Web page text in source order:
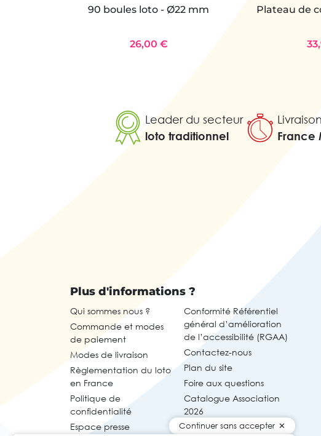
90 boules loto - Ø22 mm
26,00 €
Plateau de
Leader du secteur
loto traditionnel
France
Plus d'informations ?
Qui sommes nous ?
Commande et modes
de paiement
Modes de livraison
Règlementation du loto
en France
Politique de
confidentialité
Espace presse
Conformité Référentiel
général d’amélioration
de l’accessibilité (RGAA)
Contactez-nous
Plan du site
Foire aux questions
Catalogue Association
2026
Continuer sans accepter